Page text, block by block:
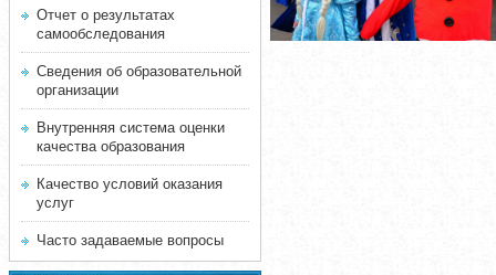
Отчет о результатах
самообследования
Сведения об образовательной
организации
Внутренняя система оценки
качества образования
Качество условий оказания
услуг
Часто задаваемые вопросы